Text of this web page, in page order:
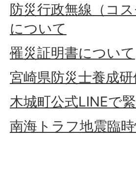
防災行政無線（コ
について
罹災証明書について
宮崎県防災士養成
木城町公式LINEで
南海トラフ地震臨